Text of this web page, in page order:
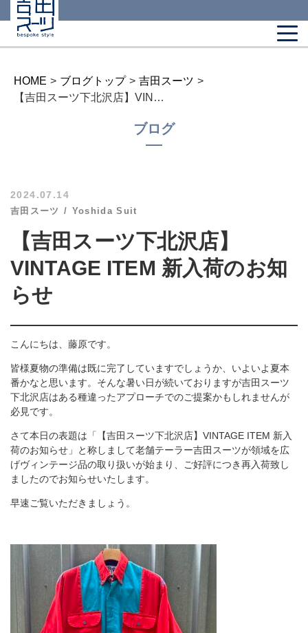
HOME > ブログトップ > 吉田スーツ >
【吉田スーツ下北沢店】VINTAGE ITEM 新入荷のお知らせ
ブログ
2024.07.14
吉田スーツ Yoshida Suit
【吉田スーツ下北沢店】
VINTAGE ITEM 新入荷のお知
らせ
こんにちは、藤原です。
皆様夏物の準備は既に完了していますでしょうか、いよいよ夏本
番かなと思います。そんな暑い日が続いておりますが吉田スーツ
下北沢店はある種違ったアプローチでのご提案かもしれませんが
必見です。
さて本日の表題は「【吉田スーツ下北沢店】VINTAGE ITEM 新入
荷のお知らせ」と称しまして老舗テーラー吉田スーツが領域を広
げヴィンテージ品の取り扱いが始まり、ご好評につき再入荷致し
ましたのでお知らせいたします。
早速ご覧いただきましょう。